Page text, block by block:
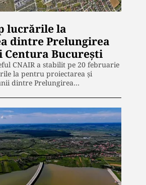
lucrările la
dintre Prelungirea
Centura București
CNAIR a stabilit pe 20 februarie
la pentru proiectarea și
dintre Prelungirea…